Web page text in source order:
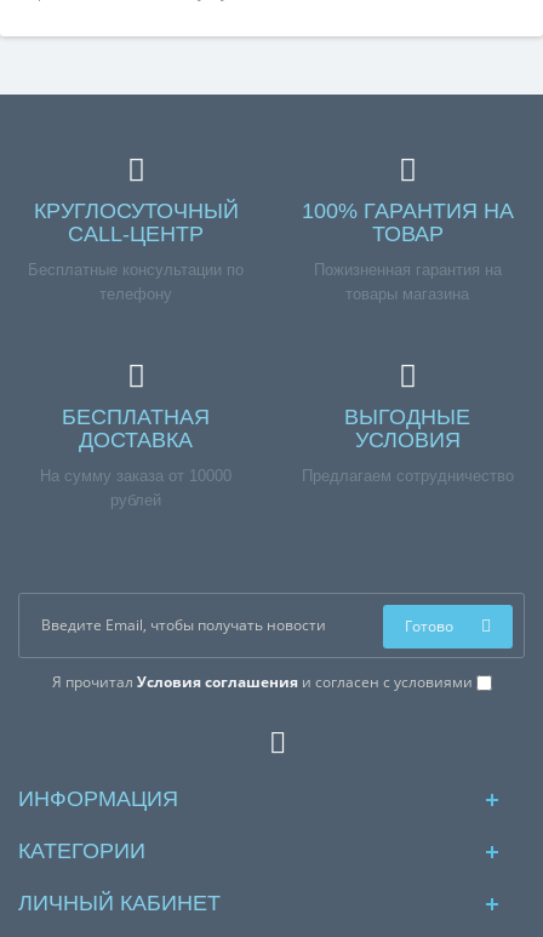
КРУГЛОСУТОЧНЫЙ
CALL-ЦЕНТР
Бесплатные консультации по
телефону
100% ГАРАНТИЯ НА
ТОВАР
Пожизненная гарантия на
товары магазина
БЕСПЛАТНАЯ
ДОСТАВКА
На сумму заказа от 10000
рублей
ВЫГОДНЫЕ
УСЛОВИЯ
Предлагаем сотрудничество
Я прочитал Условия соглашенияи согласен с условиями
Готово
ИНФОРМАЦИЯ
КАТЕГОРИИ
ЛИЧНЫЙ КАБИНЕТ